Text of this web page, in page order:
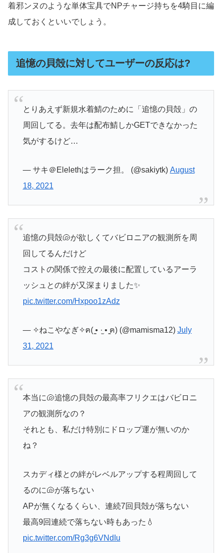
着邪ンヌのような単体宝具でNPチャージ持ちを4騎目に編
成しておくといいでしょう。
追憶の貝殻に対してユーザーの反応は?
とりあえず新規水着鯖のために「追憶の貝殻」の
周回してる。去年は配布鯖しかGETできなかった
気がするけど…
— サキ＠Elelethはラーク担。 (@sakiytk) August
18, 2021
追憶の貝殻🐚が欲しくてバビロニアの観測所を周
回してるんだけど
コストの関係で控えの最後に配置しているアーラ
ッシュとの絆が又深まりました✨
pic.twitter.com/Hxpoo1zAdz
— ✧ねこやなぎ✧ฅ( ̳• ·̫ • ̳ฅ) (@mamisma12) July
31, 2021
本当に🐚追憶の貝殻の最高率フリクエはバビロニ
アの観測所なの？
それとも、私だけ特別にドロップ運が無いのか
ね？
スカディ様との絆がレベルアップする程周回して
るのに🐚が落ちない
APが無くなるくらい、連続7回貝殻が落ちない
最高9回連続で落ちない時もあった💧
pic.twitter.com/Rg3g6VNdIu